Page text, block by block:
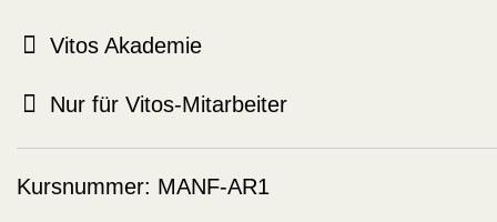
Vitos Akademie
Nur für Vitos-Mitarbeiter
Kursnummer: MANF-AR1